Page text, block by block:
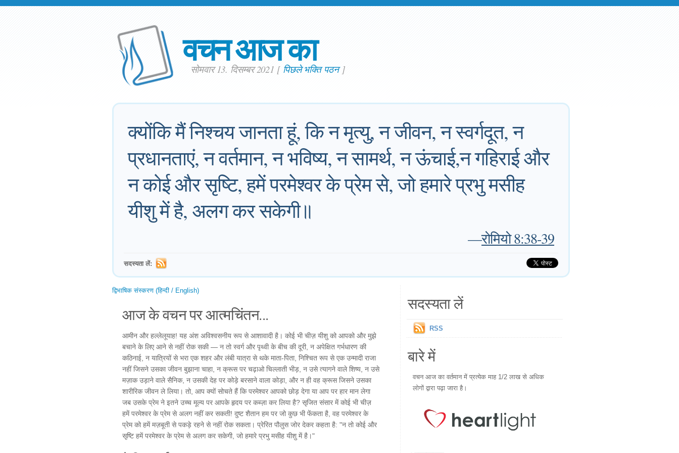
वचन आज का
सोमवार 13. दिसम्बर 2021 [ पिछले भक्ति पठन]
क्योंकि मैं निश्चय जानता हूं, कि न मृत्यु, न जीवन, न स्वर्गदूत, न
प्रधानताएं, न वर्तमान, न भविष्य, न सामर्थ, न ऊंचाई,न गहिराई और
न कोई और सृष्टि, हमें परमेश्वर के प्रेम से, जो हमारे प्रभु मसीह
यीशु में है, अलग कर सकेगी॥
—रोमियो 8:38-39
सदस्यता लें:
द्विभाषिक संस्करण (हिन्दी / English)
आज के वचन पर आत्मचिंतन...
आमीन और हल्लेलूयाह! यह अंश अविश्वसनीय रूप से आशावादी है। कोई भी चीज़ यीशु को आपको और मुझे
बचाने के लिए आने से नहीं रोक सकी — न तो स्वर्ग और पृथ्वी के बीच की दूरी, न अपेक्षित गर्भधारण की
कठिनाई, न यात्रियों से भरा एक शहर और लंबी यात्रा से थके माता-पिता, निश्चित रूप से एक उन्मादी राजा
नहीं जिसने उसका जीवन बुझाना चाहा, न क्रूस पर चढ़ाओ चिल्लाती भीड़, न उसे त्यागने वाले शिष्य, न उसे
मज़ाक उड़ाने वाले सैनिक, न उसकी देह पर कोड़े बरसाने वाला कोड़ा, और न ही वह क्रूस जिसने उसका
शारीरिक जीवन ले लिया। तो, आप क्यों सोचते हैं कि परमेश्वर आपको छोड़ देगा या आप पर हार मान लेगा
जब उसके प्रेम ने इतने उच्च मूल्य पर आपके हृदय पर कब्ज़ा कर लिया है? सृजित संसार में कोई भी चीज़
हमें परमेश्वर के प्रेम से अलग नहीं कर सकती! दुष्ट शैतान हम पर जो कुछ भी फेंकता है, वह परमेश्वर के
प्रेम को हमें मज़बूती से पकड़े रहने से नहीं रोक सकता। प्रेरित पौलुस जोर देकर कहता है: "न तो कोई और
सृष्टि हमें परमेश्वर के प्रेम से अलग कर सकेगी, जो हमारे प्रभु मसीह यीशु में है।"
सदस्यता लें
RSS
बारे में
वचन आज का वर्तमान में प्रत्येक माह 1/2 लाख से अधिक
लोगों द्वारा पढ़ा जारा है।